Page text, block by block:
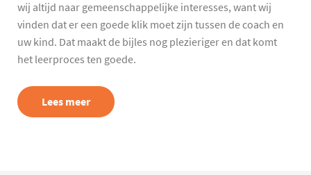
wij altijd naar gemeenschappelijke interesses, want wij
vinden dat er een goede klik moet zijn tussen de coach en
uw kind. Dat maakt de bijles nog plezieriger en dat komt
het leerproces ten goede.
Lees meer